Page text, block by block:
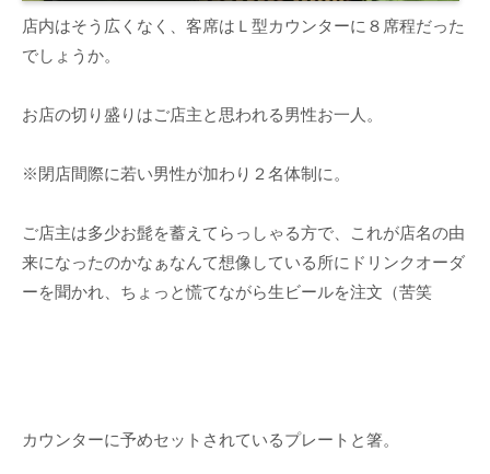
店内はそう広くなく、客席はＬ型カウンターに８席程だった
でしょうか。
お店の切り盛りはご店主と思われる男性お一人。
※閉店間際に若い男性が加わり２名体制に。
ご店主は多少お髭を蓄えてらっしゃる方で、これが店名の由
来になったのかなぁなんて想像している所にドリンクオーダ
ーを聞かれ、ちょっと慌てながら生ビールを注文（苦笑
カウンターに予めセットされているプレートと箸。